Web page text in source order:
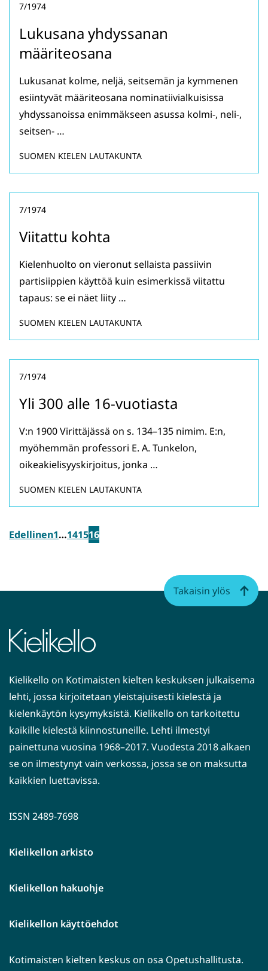
Lukusana yhdyssanan
määriteosana
7/1974
Lukusanat kolme, neljä, seitsemän ja kymmenen
esiintyvät määriteosana nominatiivialkuisissa
yhdyssanoissa enimmäkseen asussa kolmi-, neli-,
seitsen- …
SUOMEN KIELEN LAUTAKUNTA
Viitattu kohta
7/1974
Kielenhuolto on vieronut sellaista passiivin
partisiippien käyttöä kuin esimerkissä viitattu
tapaus: se ei näet liity …
SUOMEN KIELEN LAUTAKUNTA
Yli 300 alle 16-vuotiasta
7/1974
V:n 1900 Virittäjässä on s. 134–135 nimim. E:n,
myöhemmän professori E. A. Tunkelon,
oikeakielisyyskirjoitus, jonka …
SUOMEN KIELEN LAUTAKUNTA
Edellinen1…141516
Kielikello on Kotimaisten kielten keskuksen julkaisema
lehti, jossa kirjoitetaan yleistajuisesti kielestä ja
kielenkäytön kysymyksistä. Kielikello on tarkoitettu
kaikille kielestä kiinnostuneille. Lehti ilmestyi
painettuna vuosina 1968–2017. Vuodesta 2018 alkaen
se on ilmestynyt vain verkossa, jossa se on maksutta
kaikkien luettavissa.
ISSN 2489-7698
Kielikellon arkisto
Kielikellon hakuohje
Kielikellon käyttöehdot
Kotimaisten kielten keskus on osa Opetushallitusta.
Takaisin ylös